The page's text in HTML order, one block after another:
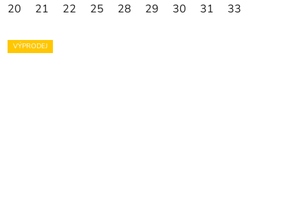
20 21 22 25 28 29 30 31 33
VÝPRODEJ